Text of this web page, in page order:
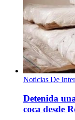
Noticias De
Detenida
coca desde